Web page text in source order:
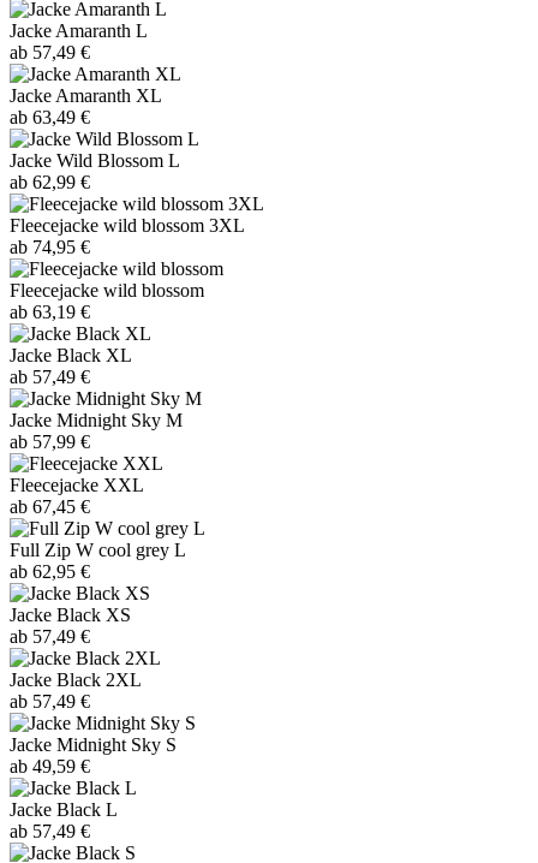
Jacke Amaranth L
ab 57,49 €
Jacke Amaranth XL
ab 63,49 €
Jacke Wild Blossom L
ab 62,99 €
Fleecejacke wild blossom 3XL
ab 74,95 €
Fleecejacke wild blossom
ab 63,19 €
Jacke Black XL
ab 57,49 €
Jacke Midnight Sky M
ab 57,99 €
Fleecejacke XXL
ab 67,45 €
Full Zip W cool grey L
ab 62,95 €
Jacke Black XS
ab 57,49 €
Jacke Black 2XL
ab 57,49 €
Jacke Midnight Sky S
ab 49,59 €
Jacke Black L
ab 57,49 €